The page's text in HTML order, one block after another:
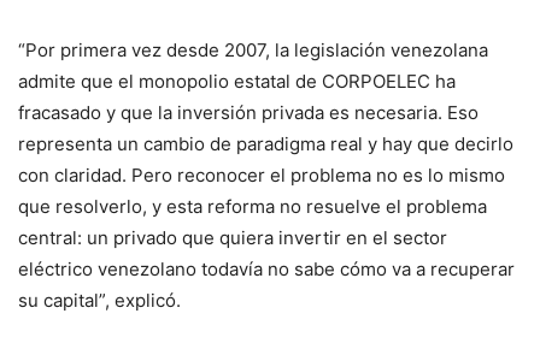
“Por primera vez desde 2007, la legislación venezolana
admite que el monopolio estatal de CORPOELEC ha
fracasado y que la inversión privada es necesaria. Eso
representa un cambio de paradigma real y hay que decirlo
con claridad. Pero reconocer el problema no es lo mismo
que resolverlo, y esta reforma no resuelve el problema
central: un privado que quiera invertir en el sector
eléctrico venezolano todavía no sabe cómo va a recuperar
su capital”, explicó.